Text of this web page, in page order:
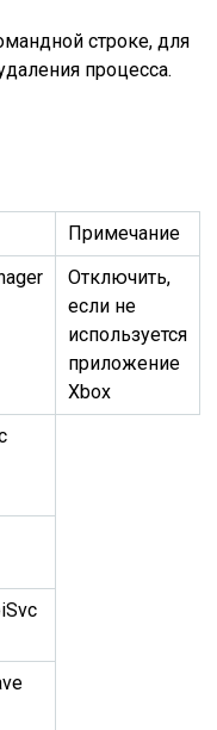
строке, для
процесса.
Примечание
Отключить,
если не
используется
приложение
Xbox